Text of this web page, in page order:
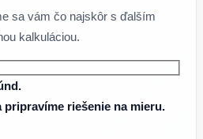
sa vám čo najskôr s ďalším
kalkuláciou.
pripravíme riešenie na mieru.